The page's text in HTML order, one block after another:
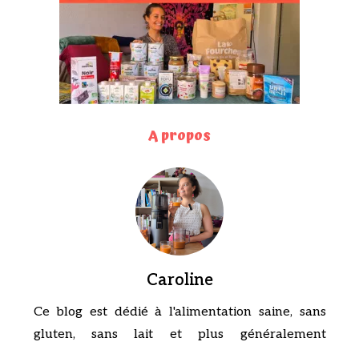
A propos
Caroline
Ce blog est dédié à l'alimentation saine, sans
gluten, sans lait et plus généralement